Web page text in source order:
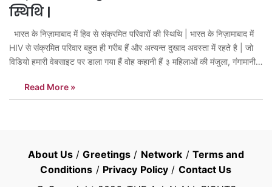
स्थिथि |
भारत के निज़ामाबाद में हिव से संक्रमित परिवारों की स्थिथि | भारत के निज़ामाबाद में
HIV से संक्रमित परिवार बहुत ही गरीब हैं और अत्यन्त दुखाद अवस्ता में रहते है | जो
विडियो हमारी वेबसाइट पर डाला गया हैं वोह कहानी हैं ३ महिलाओं की मंजुला, गंगामानी
Read More »
About Us /Greetings / Network / Terms and
Conditions / Privacy Policy / Contact Us